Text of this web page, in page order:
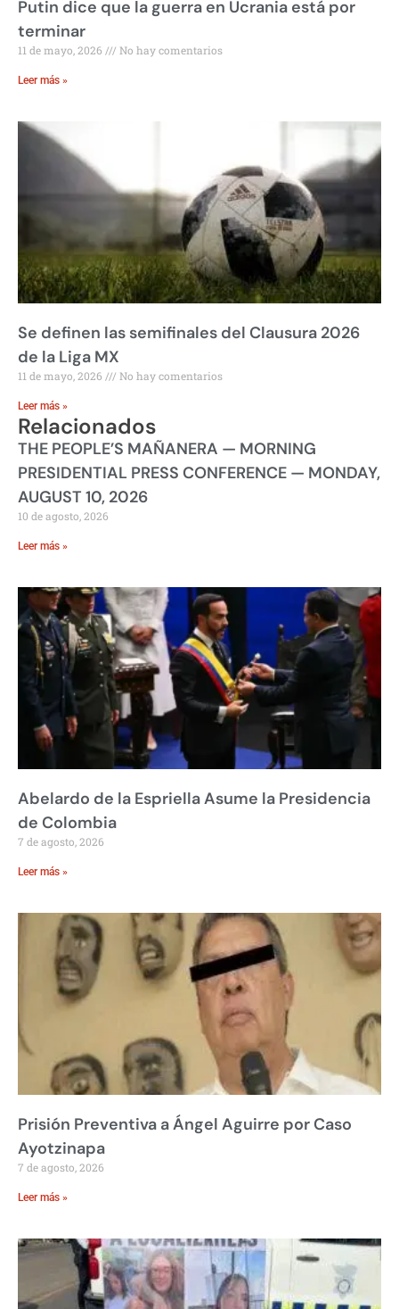
Putin dice que la guerra en Ucrania está por
terminar
11 de mayo, 2026 No hay comentarios
Leer más »
Se definen las semifinales del Clausura 2026
de la Liga MX
11 de mayo, 2026 No hay comentarios
Leer más »
Relacionados
THE PEOPLE’S MAÑANERA — MORNING
PRESIDENTIAL PRESS CONFERENCE — MONDAY,
AUGUST 10, 2026
10 de agosto, 2026
Leer más »
Abelardo de la Espriella Asume la Presidencia
de Colombia
7 de agosto, 2026
Leer más »
Prisión Preventiva a Ángel Aguirre por Caso
Ayotzinapa
7 de agosto, 2026
Leer más »